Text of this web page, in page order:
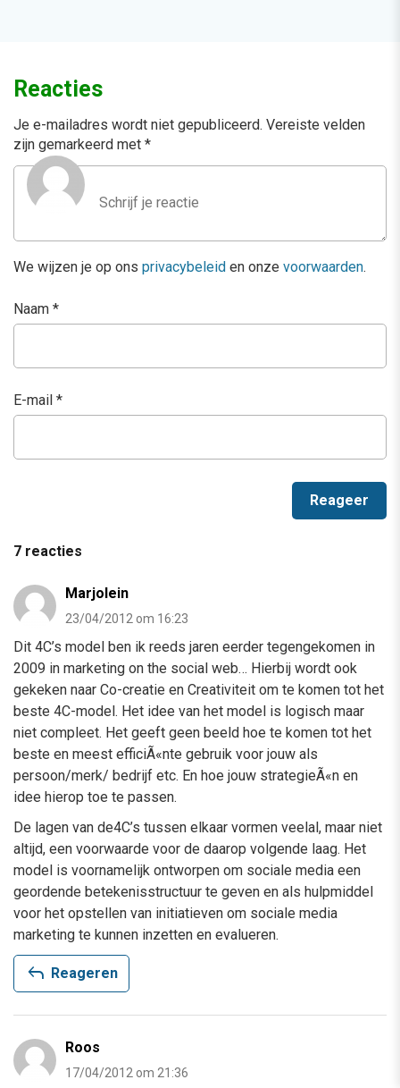
Reacties
Je e-mailadres wordt niet gepubliceerd. Vereiste velden
zijn gemarkeerd met *
We wijzen je op ons privacybeleid en onze voorwaarden.
Naam *
E-mail *
7 reacties
Marjolein
23/04/2012 om 16:23
Dit 4C’s model ben ik reeds jaren eerder tegengekomen in
2009 in marketing on the social web… Hierbij wordt ook
gekeken naar Co-creatie en Creativiteit om te komen tot het
beste 4C-model. Het idee van het model is logisch maar
niet compleet. Het geeft geen beeld hoe te komen tot het
beste en meest efficiÃ«nte gebruik voor jouw als
persoon/merk/ bedrijf etc. En hoe jouw strategieÃ«n en
idee hierop toe te passen.
De lagen van de4C’s tussen elkaar vormen veelal, maar niet
altijd, een voorwaarde voor de daarop volgende laag. Het
model is voornamelijk ontworpen om sociale media een
geordende betekenisstructuur te geven en als hulpmiddel
voor het opstellen van initiatieven om sociale media
marketing te kunnen inzetten en evalueren.
reply Reageren
Roos
17/04/2012 om 21:36